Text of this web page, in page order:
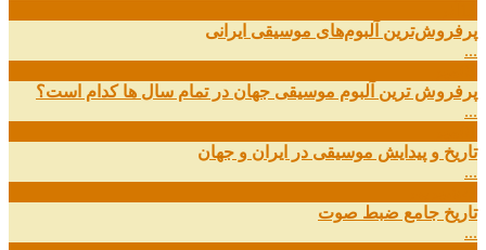
پرفروش‌ترین آلبوم‌های موسیقی ایرانی
...
پرفروش ترین آلبوم موسیقی جهان در تمام سال ها کدام است؟
...
تاریخ و پیدایش موسیقی در ایران و جهان
...
تاریخ جامع ضبط صوت
...